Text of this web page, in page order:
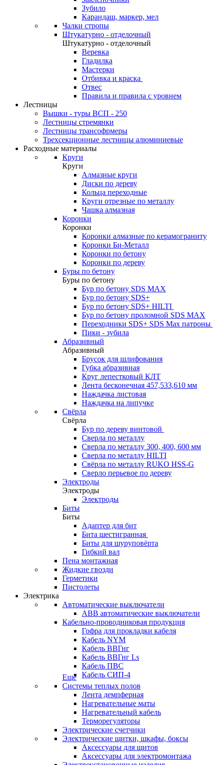
Зубило
Карандаш, маркер, мел
Чалки стропы
Штукатурно - отделочный
Штукатурно - отделочный
Веревка
Гладилка
Мастерки
Отбивка и краска
Отвес
Правила и правила с уровнем
Лестницы
Вышки - туры ВСП - 250
Лестницы стремянки
Лестницы трансофрмеры
Трехсекционные лестницы алюминиевые
Расходные материалы
Круги
Круги
Алмазные круги
Диски по дереву
Кольца переходные
Круги отрезные по металлу
Чашка алмазная
Коронки
Коронки
Коронки алмазные по керамограниту
Коронки Би-Металл
Коронки по бетону
Коронки по дереву
Буры по бетону
Буры по бетону
Бур по бетону SDS MAX
Бур по бетону SDS+
Бур по бетону SDS+ HILTI
Бур по бетону проломной SDS MAX
Переходники SDS+ SDS Max патроны
Пики - зубила
Абразивный
Абразивный
Брусок для шлифования
Губка абразивная
Круг лепестковый КЛТ
Лента бесконечная 457,533,610 мм
Наждачка листовая
Наждачка на липучке
Свёрла
Свёрла
Бур по дереву винтовой
Сверла по металлу
Сверла по металлу 300, 400, 600 мм
Сверла по металлу HILTI
Свёрла по металлу RUKO HSS-G
Сверло перьевое по дереву
Электроды
Электроды
Электроды
Биты
Биты
Адаптер для бит
Бита шестигранная
Биты для шуруповёрта
Гибкий вал
Пена монтажная
Жидкие гвозди
Герметики
Пистолеты
Электрика
Автоматические выключатели
ABB автоматические выключатели
Кабельно-проводниковая продукция
Гофра для прокладки кабеля
Кабель NYM
Кабель ВВГнг
Кабель ВВГнг Ls
Кабель ПВС
Кабель СИП-4
Еще
Системы теплых полов
Лента демпферная
Нагревательные маты
Нагревательный кабель
Терморегуляторы
Электрические счетчики
Электрические щитки, шкафы, боксы
Аксессуары для щитов
Аксессуары для электромонтажа